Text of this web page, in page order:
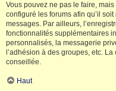
Vous pouvez ne pas le faire,
configuré les forums afin qu’il
messages. Par ailleurs,
fonctionnalités supplémentaires
personnalisés, la messagerie
l’adhésion à des groupes, etc.
conseillée.
Haut